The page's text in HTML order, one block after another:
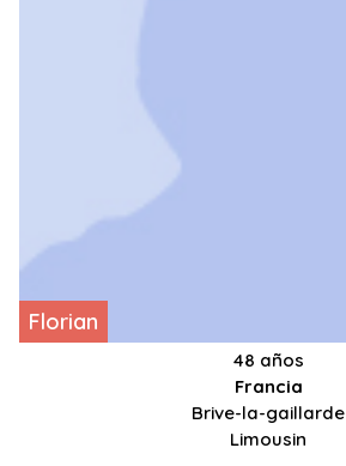
Florian
48 años
Francia
Brive-la-gaillarde
Limousin